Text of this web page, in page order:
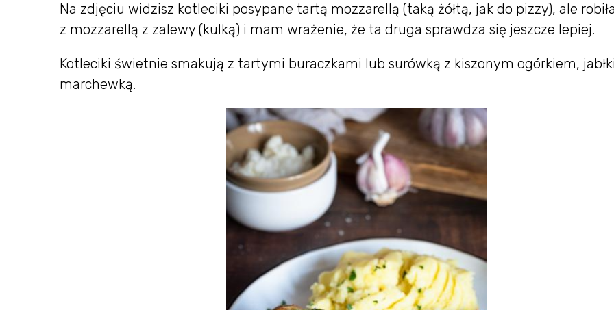
Na zdjęciu widzisz kotleciki posypane tartą mozzarellą (taką żółtą, jak do pizzy), ale
z mozzarellą z zalewy (kulką) i mam wrażenie, że ta druga sprawdza się jeszcze lepiej.
Kotleciki świetnie smakują z tartymi buraczkami lub surówką z kiszonym ogórkiem,
marchewką.